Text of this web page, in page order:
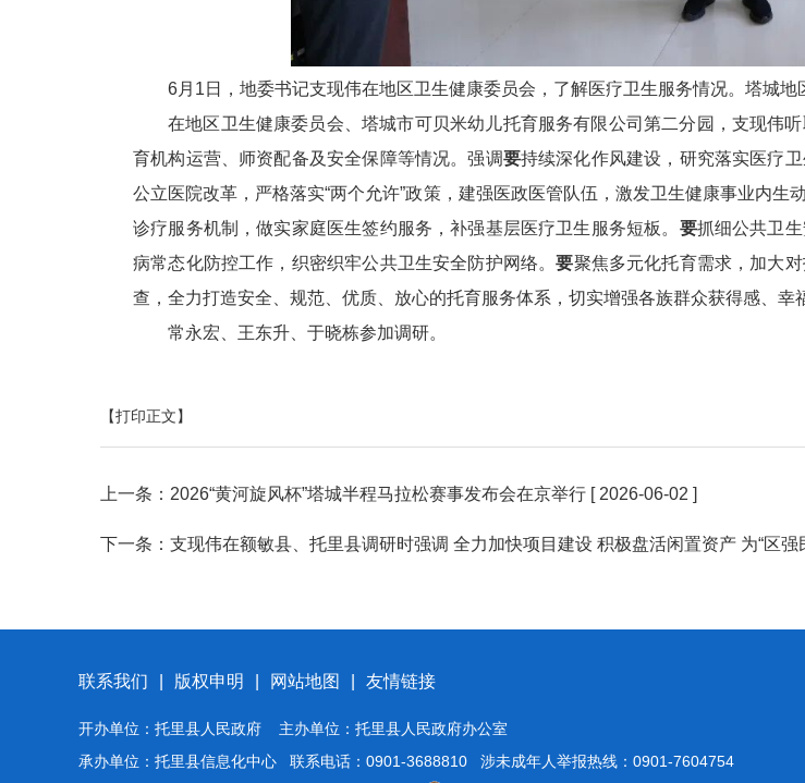
6月1日，地委书记支现伟在地区卫生健康委员会，了解医疗卫生服务情况。塔城
在地区卫生健康委员会、塔城市可贝米幼儿托育服务有限公司第二分园，支现伟
育机构运营、师资配备及安全保障等情况。强调要持续深化作风建设，研究落实医疗
公立医院改革，严格落实“两个允许”政策，建强医政医管队伍，激发卫生健康事业内生
诊疗服务机制，做实家庭医生签约服务，补强基层医疗卫生服务短板。 要抓细公共卫
病常态化防控工作，织密织牢公共卫生安全防护网络。要聚焦多元化托育需求，加大
查，全力打造安全、规范、优质、放心的托育服务体系，切实增强各族群众获得感、幸
常永宏、王东升、于晓栋参加调研。
【打印正文】
上一条： 2026“黄河旋风杯”塔城半程马拉松赛事发布会在京举行 [ 2026-06-02 ]
下一条： 支现伟在额敏县、托里县调研时强调 全力加快项目建设 积极盘活闲置资产 为“区
联系我们 版权申明 网站地图 友情链接
开办单位：托里县人民政府 主办单位：托里县人民政府办公室
承办单位：托里县信息化中心 联系电话：0901-3688810 涉未成年人举报热线：0901-7604754